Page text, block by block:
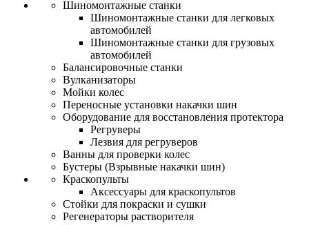
Шиномонтажные станки
Шиномонтажные станки для легковых
автомобилей
Шиномонтажные станки для грузовых
автомобилей
Балансировочные станки
Вулканизаторы
Мойки колес
Переносные установки накачки шин
Оборудование для восстановления протектора
Регруверы
Лезвия для регруверов
Ванны для проверки колес
Бустеры (Взрывные накачки шин)
Краскопульты
Аксессуары для краскопультов
Стойки для покраски и сушки
Регенераторы растворителя